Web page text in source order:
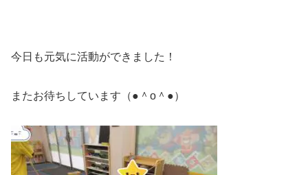
今日も元気に活動ができました！
またお待ちしています（●＾o＾●）